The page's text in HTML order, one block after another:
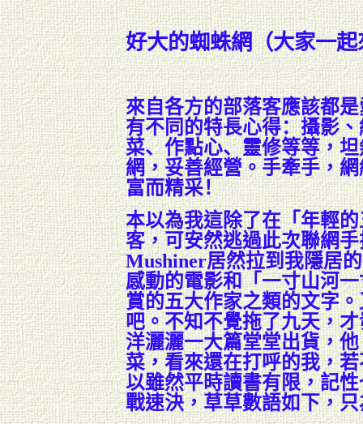
好大的蜘蛛網（大家一
來自各方的部落客應該都
有不同的特長心得：攝影、
菜、作點心、靈修等等，
網，妥善經營。手牽手，
富而精采！
本以為我這除了在「年輕
客，可安然逃過此次聯網
Mushiner居然拉到我隱居
感動的電影和「一寸山河
賞的五大作家之類的文字
吧。不知不覺拖了九天，
洋灑灑一大篇堂堂出貨，
菜，看來還在打呼的我，
以雖然平時讀書有限，記
戰速決，草草數語如下，